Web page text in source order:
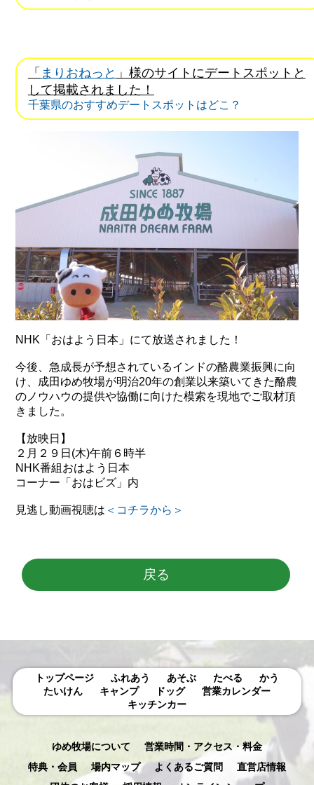
「 まりおねっと 」様のサイトにデートスポットと
して掲載されました！
千葉県のおすすめデートスポットはどこ？
NHK「おはよう日本」にて放送されました！
今後、急成長が予想されているインドの酪農業振興に向
け、成田ゆめ牧場が明治20年の創業以来築いてきた酪農
のノウハウの提供や協働に向けた模索を現地でご取材頂
きました。
【放映日】
２月２９日(木)午前６時半
NHK番組おはよう日本
コーナー「おはビズ」内
見逃し動画視聴は ＜コチラから＞
戻る
トップページ ふれあう あそぶ たべる
かう
たいけん
キャンプ ドッグ
営業カレンダー
キッチンカー
ゆめ牧場について
営業時間・アクセス・料金
特典・会員
場内マップ よくあるご質問
直営店情報